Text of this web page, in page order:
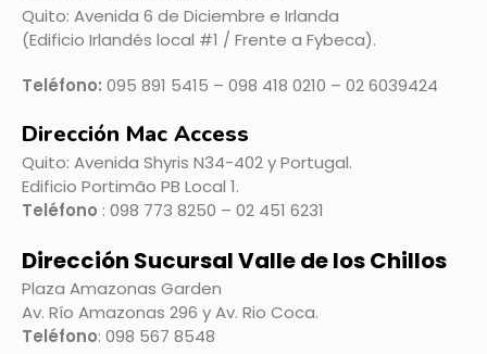
Quito: Avenida 6 de Diciembre e Irlanda
(Edificio Irlandés local #1 / Frente a Fybeca).
Teléfono: 095 891 5415 – 098 418 0210 – 02 6039424
Dirección Mac Access
Quito: Avenida Shyris N34-402 y Portugal.
Edificio Portimão PB Local 1.
Teléfono : 098 773 8250 – 02 451 6231
Dirección Sucursal Valle de los Chillos
Plaza Amazonas Garden
Av. Río Amazonas 296 y Av. Rio Coca.
Teléfono: 098 567 8548